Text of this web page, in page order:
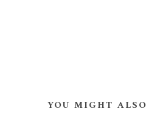
YOU MIGHT